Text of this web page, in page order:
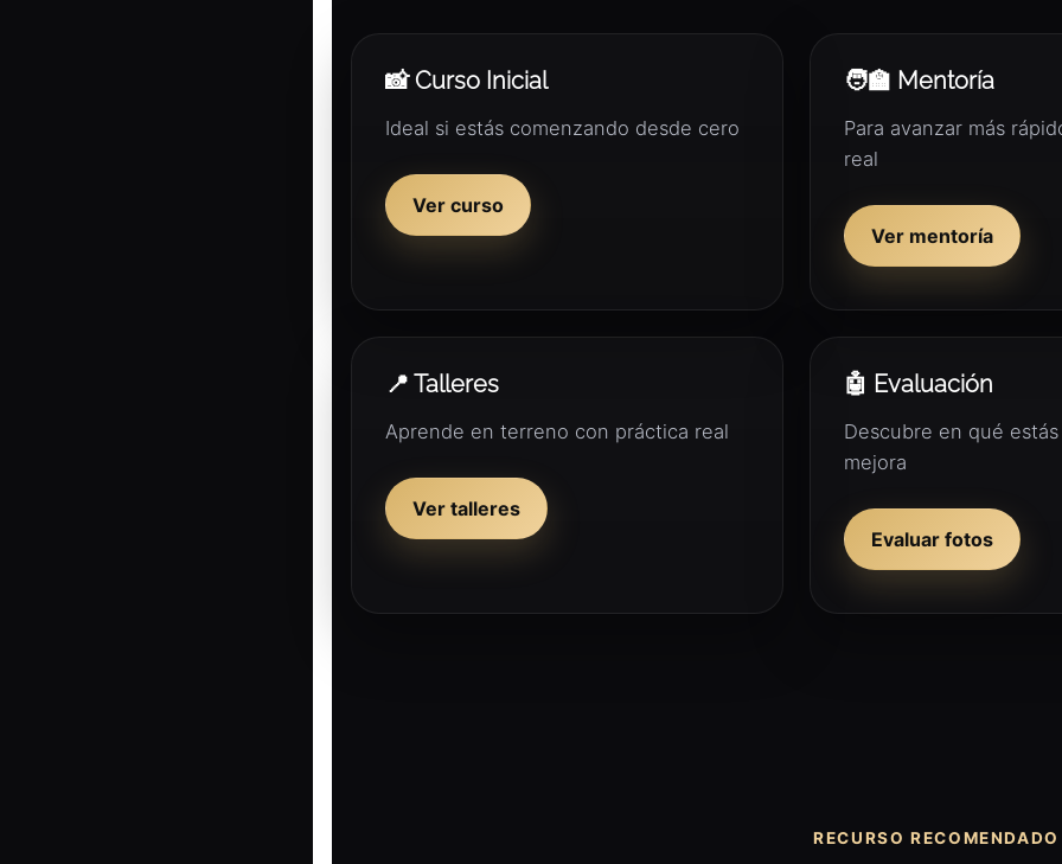
📸 Curso Inicial
Ideal si estás comenzando desde cero
Ver curso
🧑‍🏫 Mentoría
Para avanzar más
real
Ver mentoría
📍 Talleres
Aprende en terreno con práctica real
Ver talleres
🤖 Evaluación
Descubre en qué
mejora
Evaluar fotos
RECURSO RECOMENDADO